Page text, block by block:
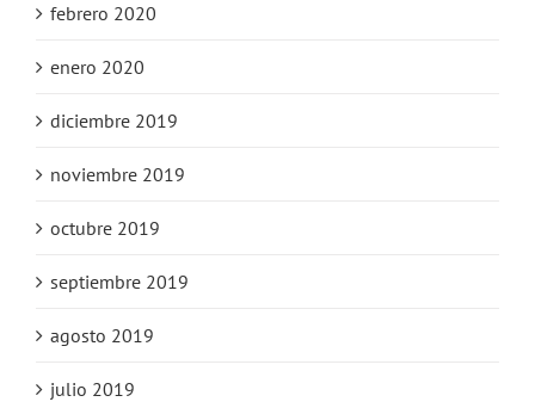
febrero 2020
enero 2020
diciembre 2019
noviembre 2019
octubre 2019
septiembre 2019
agosto 2019
julio 2019